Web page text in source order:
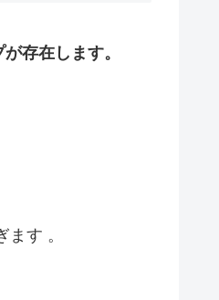
存在します。
す 。